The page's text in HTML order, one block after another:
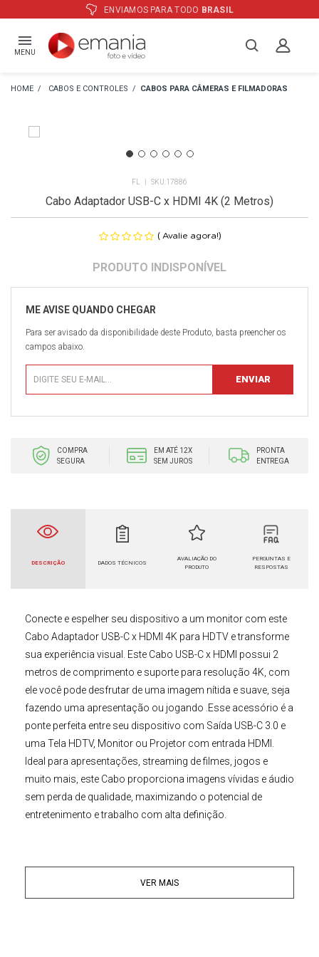
ATÉ12XE PREÇO ESPECIAL NO BOLETO
MENU
CABOS E CONTROLES CABOS PARA CÂMERAS E FILMADORAS
FL 17886
Cabo Adaptador USB-C x HDMI 4K (2 Metros)
( Avalie agora!)
Para ser avisado da disponibilidade deste Produto, basta preencher os
campos abaixo.
COMPRA
SEGURA
EM ATÉ 12X
SEM JUROS
PRONTA
ENTREGA
DESCRIÇÃO DADOS TÉCNICOS
AVALIAÇÃO DO
PRODUTO
PERGUNTAS E
RESPOSTAS
Conecte e espelher seu dispositivo a um monitor com este
Cabo Adaptador USB-C x HDMI 4K para HDTV e transforme
sua experiência visual. Este Cabo USB-C x HDMI possui 2
metros de comprimento e suporte para resolução 4K, com
ele você pode desfrutar de uma imagem nítida e suave, seja
fazendo uma apresentação ou jogando .Esse acessório é a
ponte perfeita entre seu dispositivo com Saída USB-C 3.0 e
uma Tela HDTV, Monitor ou Projetor com entrada HDMI.
Ideal para apresentações, streaming de filmes, jogos e
muito mais, este Cabo proporciona imagens vívidas e áudio
sem perda de qualidade, maximizando o potencial de
entretenimento e trabalho com alta definição.
apresentações, compartilhamento de conteúdo multimídia
ou simplesmente ampliar sua área de trabalho. Compatível
VER MAIS